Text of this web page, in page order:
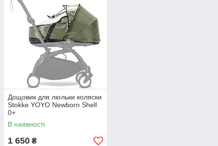
Дощовик для люльки коляски
Stokke YOYO Newborn Shell
0+
В наявності
1 650 ₴